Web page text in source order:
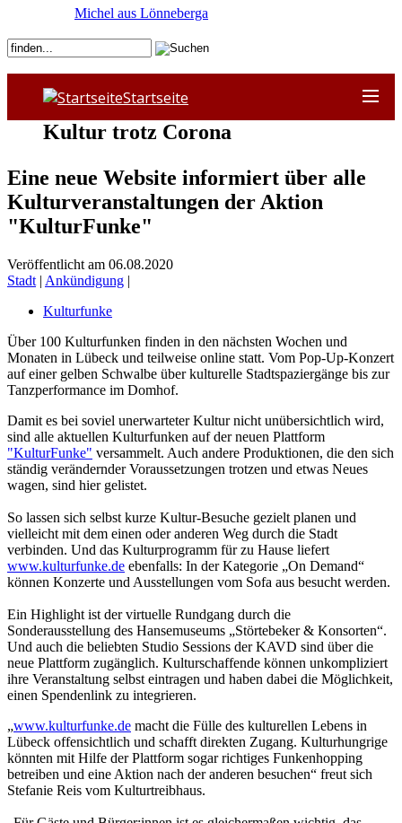
Startseite
Kultur trotz Corona
Eine neue Website informiert über alle
Kulturveranstaltungen der Aktion
"KulturFunke"
Veröffentlicht am 06.08.2020
Stadt | Ankündigung |
Kulturfunke
Über 100 Kulturfunken finden in den nächsten Wochen und
Monaten in Lübeck und teilweise online statt. Vom Pop-Up-Konzert
auf einer gelben Schwalbe über kulturelle Stadtspaziergänge bis zur
Tanzperformance im Domhof.
Damit es bei soviel unerwarteter Kultur nicht unübersichtlich wird,
sind alle aktuellen Kulturfunken auf der neuen Plattform
"KulturFunke" versammelt. Auch andere Produktionen, die den sich
ständig verändernder Voraussetzungen trotzen und etwas Neues
wagen, sind hier gelistet.
So lassen sich selbst kurze Kultur-Besuche gezielt planen und
vielleicht mit dem einen oder anderen Weg durch die Stadt
verbinden. Und das Kulturprogramm für zu Hause liefert
www.kulturfunke.de ebenfalls: In der Kategorie „On Demand“
können Konzerte und Ausstellungen vom Sofa aus besucht werden.
Ein Highlight ist der virtuelle Rundgang durch die
Sonderausstellung des Hansemuseums „Störtebeker & Konsorten“.
Und auch die beliebten Studio Sessions der KAVD sind über die
neue Plattform zugänglich. Kulturschaffende können unkompliziert
ihre Veranstaltung selbst eintragen und haben dabei die Möglichkeit,
einen Spendenlink zu integrieren.
„www.kulturfunke.de macht die Fülle des kulturellen Lebens in
Lübeck offensichtlich und schafft direkten Zugang. Kulturhungrige
könnten mit Hilfe der Plattform sogar richtiges Funkenhopping
betreiben und eine Aktion nach der anderen besuchen“ freut sich
Stefanie Reis vom Kulturtreibhaus.
Michel aus Lönneberga